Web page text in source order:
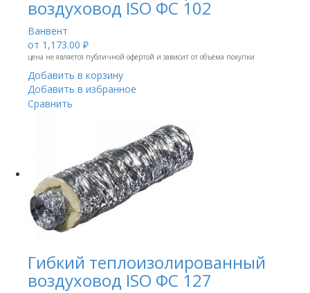
воздуховод ISO ФС 102
Ванвент
от 1,173.00 ₽
цена не является публичной офертой и зависит от объёма покупки
Добавить в корзину
Добавить в избранное
Сравнить
Гибкий теплоизолированный
воздуховод ISO ФС 127